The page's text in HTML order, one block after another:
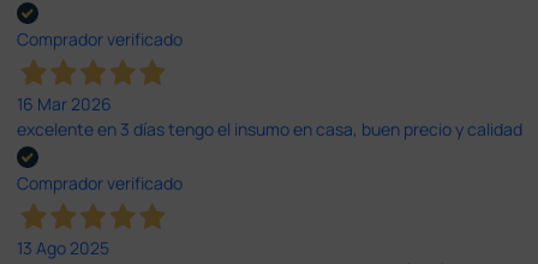
Comprador verificado
16 Mar 2026
excelente en 3 días tengo el insumo en casa, buen precio y calidad
Comprador verificado
13 Ago 2025